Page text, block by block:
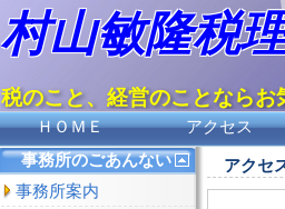
村山敏隆税
税のこと、経営のことなら
ＨＯＭＥ アクセス
事務所のごあんない
事務所案内
アクセ